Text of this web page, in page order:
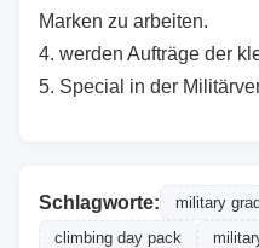
Marken zu arbeiten.
4. werden Aufträge der
5. Special in der
Schlagworte:
military
climbing day pack